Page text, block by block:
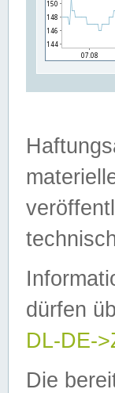
dürfen
DL-DE-
Die